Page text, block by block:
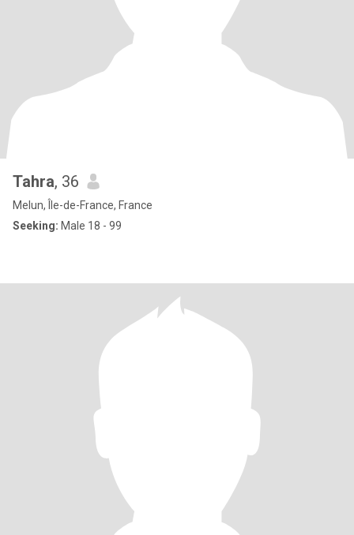
Tahra, 36
Melun, Île-de-France, France
Seeking: Male 18 - 99